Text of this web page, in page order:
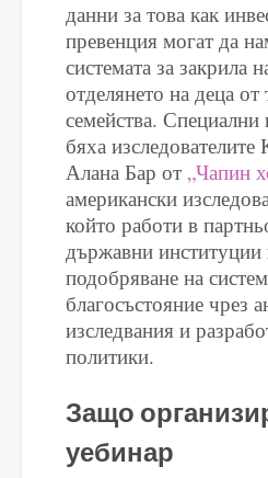
данни за това как
превенция могат да
системата за закрила
отделянето на деца от
семейства. Специални
бяха
Алана Бар от „Чапин
американски
който работи в
държавни
подобряване на
благосъстояние чрез
изследвания и
политики.
Защо
уебинар